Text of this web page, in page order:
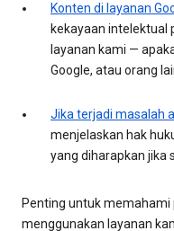
Konten di layanan
kekayaan intelektual
layanan kami —
Google, atau orang
Jika terjadi masalah
menjelaskan hak
yang diharapkan jika
Penting untuk memahami
menggunakan layanan